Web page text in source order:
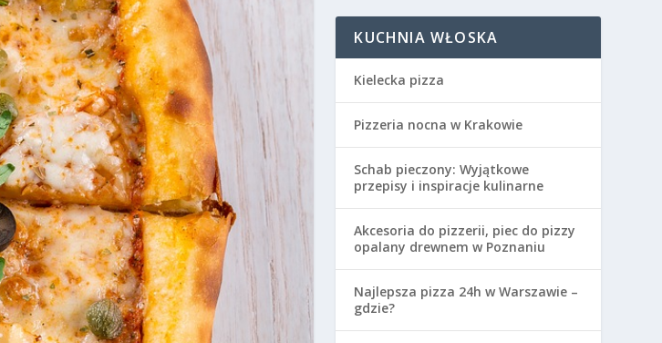
KUCHNIA WŁOSKA
Kielecka pizza
Pizzeria nocna w Krakowie
Schab pieczony: Wyjątkowe
przepisy i inspiracje kulinarne
Akcesoria do pizzerii, piec do pizzy
opalany drewnem w Poznaniu
Najlepsza pizza 24h w Warszawie –
gdzie?